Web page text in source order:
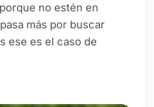
no estén en
más por buscar
ese es el caso de